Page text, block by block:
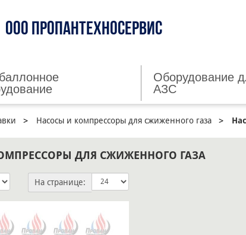
ООО ПРОПАНТЕХНОСЕРВИС
Оборудование
АЗС
Насосы и компрессоры для сжиженного газа
ДЛЯ СЖИЖЕННОГО ГАЗА
На странице: